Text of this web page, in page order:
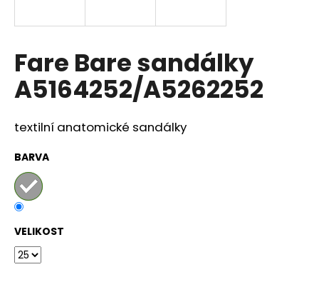
Fare Bare sandálky
A5164252/A5262252
textilní anatomické sandálky
BARVA
VELIKOST
í
t
?
D
o
p